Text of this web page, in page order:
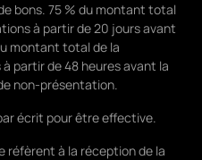
bons. 75 % du montant total
à partir de 20 jours avant
montant total de la
partir de 48 heures avant la
non-présentation.
écrit pour être effective.
réfèrent à la réception de la